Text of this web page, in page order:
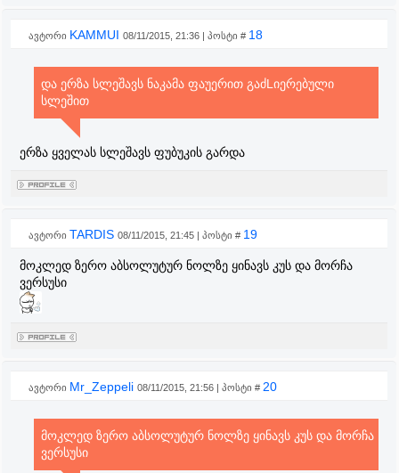
ავტორი KAMMUI 08/11/2015, 21:36 | პოსტი # 18
და ერზა სლეშავს ნაკამა ფაუერით გაძLიერებული
სლეშით
ერზა ყველას სლეშავს ფუბუკის გარდა
ავტორი TARDIS 08/11/2015, 21:45 | პოსტი # 19
მოკლედ ზერო აბსოლუტურ ნოლზე ყინავს კუს და მორჩა
ვერსუსი
ავტორი Mr_Zeppeli 08/11/2015, 21:56 | პოსტი # 20
მოკლედ ზერო აბსოლუტურ ნოლზე ყინავს კუს და მორჩა
ვერსუსი